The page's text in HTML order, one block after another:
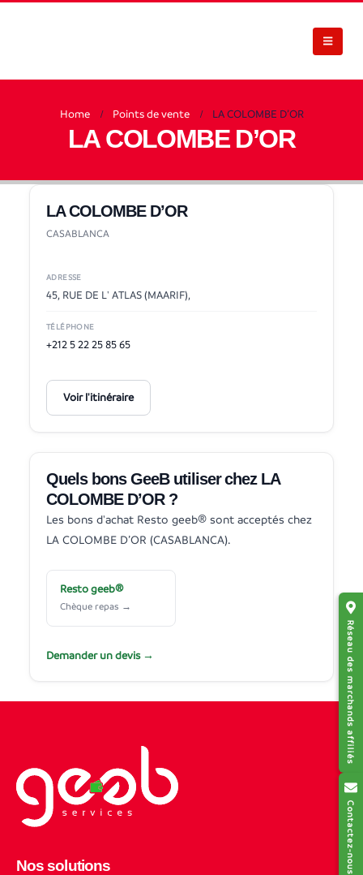
Réseau des marchands affiliés
Contactez-nous
Home Points de vente LA COLOMBE D’OR
LA COLOMBE D’OR
LA COLOMBE D’OR
CASABLANCA
ADRESSE
45, RUE DE L' ATLAS (MAARIF),
TÉLÉPHONE
+212 5 22 25 85 65
Voir l'itinéraire
Quels bons GeeB utiliser chez LA
COLOMBE D’OR ?
Les bons d'achat Resto geeb® sont acceptés chez
LA COLOMBE D’OR (CASABLANCA).
Resto geeb®
Chèque repas →
Demander un devis →
Nos solutions